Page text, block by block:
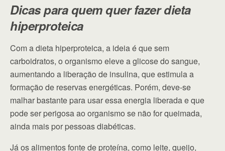
Dicas para quem quer fazer dieta
hiperproteica
Com a dieta hiperproteica, a ideia é que sem
carboidratos, o organismo eleve a glicose do sangue,
aumentando a liberação de insulina, que estimula a
formação de reservas energéticas. Porém, deve-se
malhar bastante para usar essa energia liberada e que
pode ser perigosa ao organismo se não for queimada,
ainda mais por pessoas diabéticas.
Já os alimentos fonte de proteína, como leite, queijo,